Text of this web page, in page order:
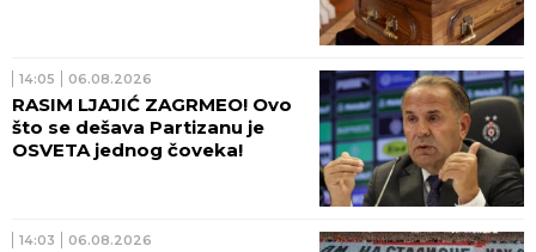
14:05 06.08.2026
RASIM LJAJIĆ ZAGRMEO! Ovo
što se dešava Partizanu je
OSVETA jednog čoveka!
14:03 06.08.2026